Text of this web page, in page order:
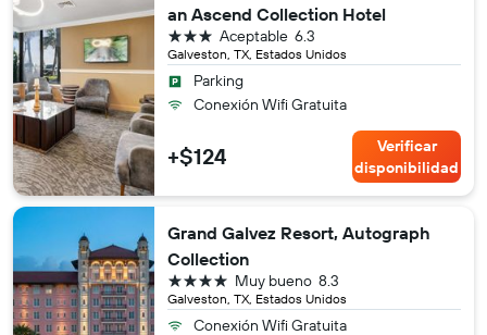
an Ascend Collection Hotel
Galveston, TX, Estados Unidos
6.3
Aceptable
3 estrellas
Parking
Conexión Wifi Gratuita
+$124
Verificar
disponibilidad
Grand Galvez Resort, Autograph
Collection
Galveston, TX, Estados Unidos
8.3
Muy bueno
4 estrellas
Conexión Wifi Gratuita